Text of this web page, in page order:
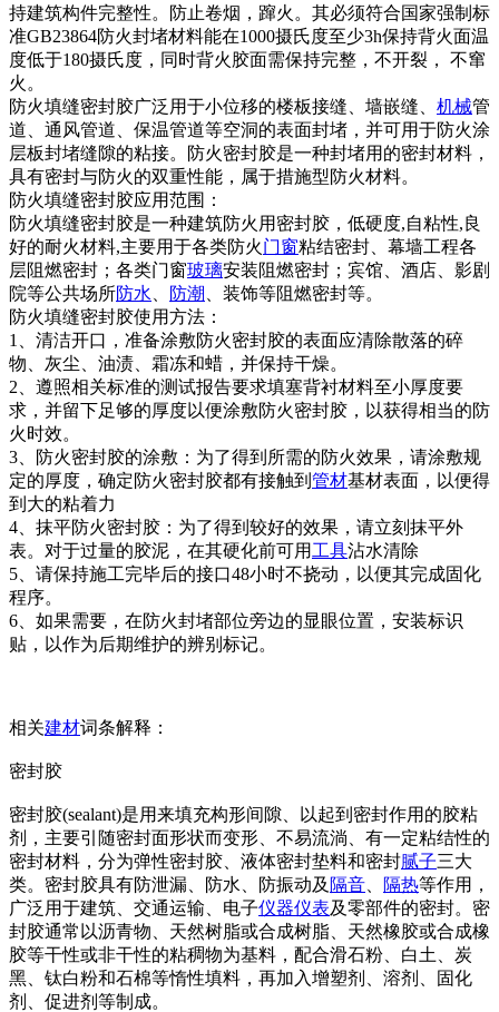
持建筑构件完整性。防止卷烟，蹿火。其必须符合国家强制标
准GB23864防火封堵材料能在1000摄氏度至少3h保持背火面温
度低于180摄氏度，同时背火胶面需保持完整，不开裂， 不窜
火。
防火填缝密封胶广泛用于小位移的楼板接缝、墙嵌缝、 机械管
道、通风管道、保温管道等空洞的表面封堵，并可用于防火涂
层板封堵缝隙的粘接。防火密封胶是一种封堵用的密封材料，
具有密封与防火的双重性能，属于措施型防火材料。
防火填缝密封胶应用范围：
防火填缝密封胶是一种建筑防火用密封胶，低硬度,自粘性,良
好的耐火材料,主要用于各类防火门窗粘结密封、幕墙工程各
层阻燃密封；各类门窗玻璃安装阻燃密封；宾馆、酒店、影剧
院等公共场所防水 防潮
、装饰等阻燃密封等。
防火填缝密封胶使用方法：
1、清洁开口，准备涂敷防火密封胶的表面应清除散落的碎
物、灰尘、油渍、霜冻和蜡，并保持干燥。
2、遵照相关标准的测试报告要求填塞背衬材料至小厚度要
求，并留下足够的厚度以便涂敷防火密封胶，以获得相当的防
火时效。
3、防火密封胶的涂敷：为了得到所需的防火效果，请涂敷规
定的厚度，确定防火密封胶都有接触到 管材基材表面，以便得
到大的粘着力
4、抹平防火密封胶：为了得到较好的效果，请立刻抹平外
表。对于过量的胶泥，在其硬化前可用 工具沾水清除
5、请保持施工完毕后的接口48小时不挠动，以便其完成固化
程序。
6、如果需要，在防火封堵部位旁边的显眼位置，安装标识
贴，以作为后期维护的辨别标记。
相关建材词条解释：
密封胶
密封胶(sealant)是用来填充构形间隙、以起到密封作用的胶粘
剂，主要引随密封面形状而变形、不易流淌、有一定粘结性的
密封材料，分为弹性密封胶、液体密封垫料和密封腻子三大
类。密封胶具有防泄漏、防水、防振动及 隔音 隔热等作用，
广泛用于建筑、交通运输、电子仪器仪表及零部件的密封。密
封胶通常以沥青物、天然树脂或合成树脂、天然橡胶或合成橡
胶等干性或非干性的粘稠物为基料，配合滑石粉、白土、炭
黑、钛白粉和石棉等惰性填料，再加入增塑剂、溶剂、固化
剂、促进剂等制成。